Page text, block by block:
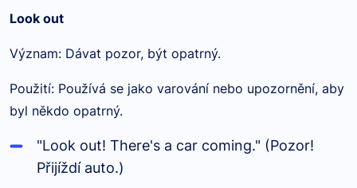
Look out
Význam: Dávat pozor, být opatrný.
Použití: Používá se jako varování nebo upozornění, aby
byl někdo opatrný.
"Look out! There's a car coming." (Pozor!
Přijíždí auto.)